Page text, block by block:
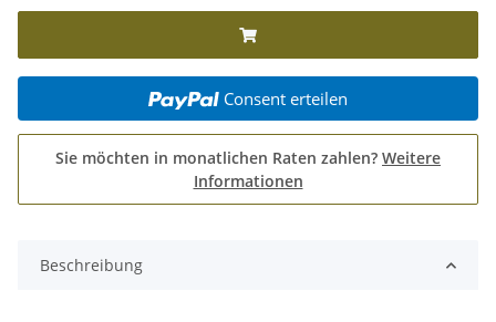
Consent erteilen
Sie möchten in monatlichen Raten zahlen? Weitere
Informationen
Beschreibung